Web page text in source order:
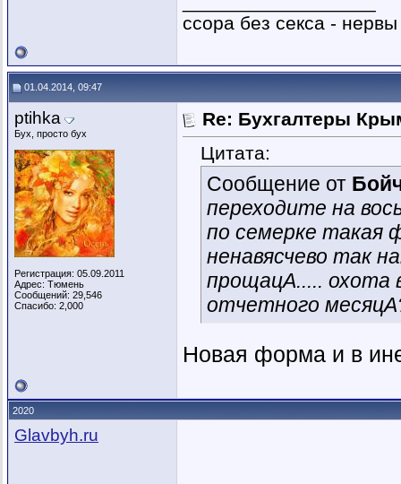
ссора без секса -
01.04.2014, 09:47
ptihka
Бух, просто бух
Регистрация: 05.09.2011
Адрес: Тюмень
Сообщений: 29,546
Спасибо: 2,000
Re: Бухгалтеры
Цитата:
Сообщение от
переходите на
по семерке такая
ненавясчево так
прощацА..... охота
отчетного
Новая форма и в
2020
Glavbyh.ru